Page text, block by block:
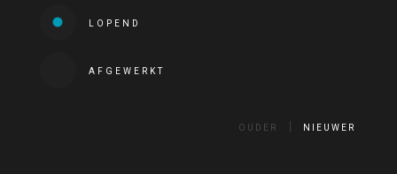
LOPEND
AFGEWERKT
OUDER NIEUWER